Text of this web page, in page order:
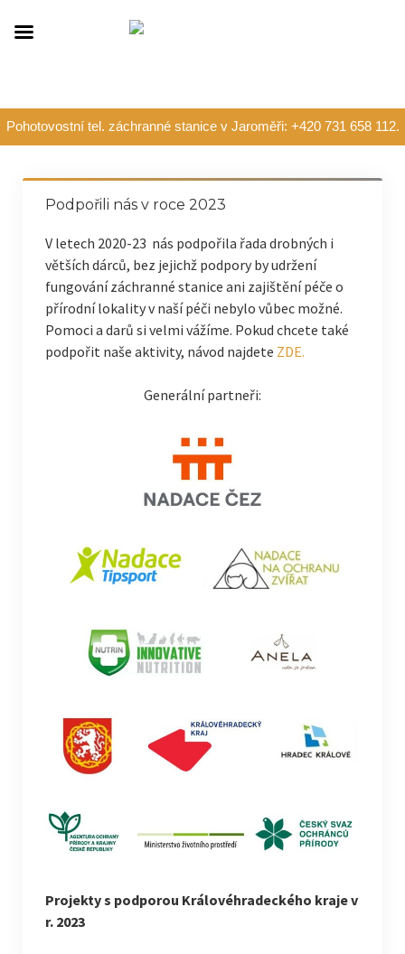
Pohotovostní tel. záchranné stanice v Jaroměři: +420 731 658 112.
Podpořili nás v roce 2023
V letech 2020-23 nás podpořila řada drobných i
větších dárců, bez jejichž podpory by udržení
fungování záchranné stanice ani zajištění péče o
přírodní lokality v naší péči nebylo vůbec možné.
Pomoci a darů si velmi vážíme. Pokud chcete také
podpořit naše aktivity, návod najdete ZDE.
Generální partneři:
Projekty s podporou Královéhradeckého kraje v
r. 2023